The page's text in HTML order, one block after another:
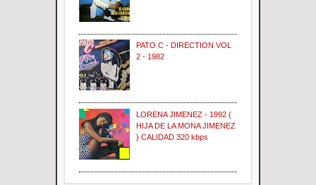
PATO C - DIRECTION VOL
2 - 1982
LORENA JIMENEZ - 1992 (
HIJA DE LA MONA JIMENEZ
) CALIDAD 320 kbps